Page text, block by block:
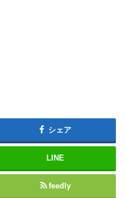
シェア
LINE
feedly